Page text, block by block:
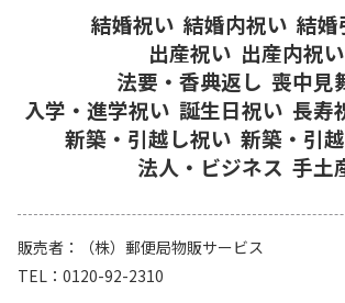
結婚祝い 結婚内祝い 結婚
出産祝い 出産内祝い
法要・香典返し 喪中見
入学・進学祝い 誕生日祝い 長寿
新築・引越し祝い 新築・引
法人・ビジネス 手土
販売者
（株）郵便局物販サービス
TEL
0120-92-2310